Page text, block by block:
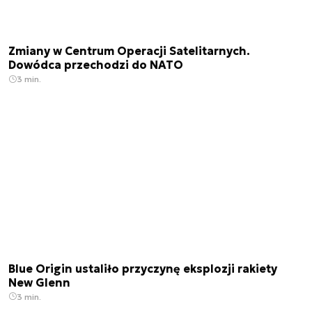
Zmiany w Centrum Operacji Satelitarnych.
Dowódca przechodzi do NATO
3 min.
Blue Origin ustaliło przyczynę eksplozji rakiety
New Glenn
3 min.